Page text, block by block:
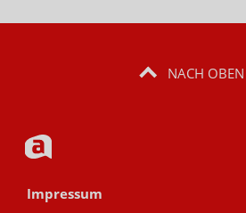
NACH OBEN
Impressum